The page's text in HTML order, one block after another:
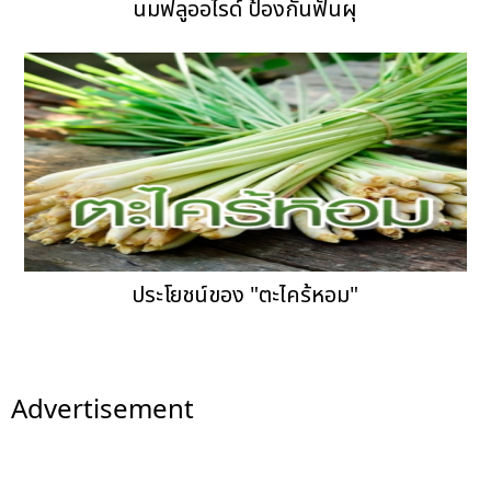
นมฟลูออไรด์ ป้องกันฟันผุ
ประโยชน์ของ "ตะไคร้หอม"
Advertisement